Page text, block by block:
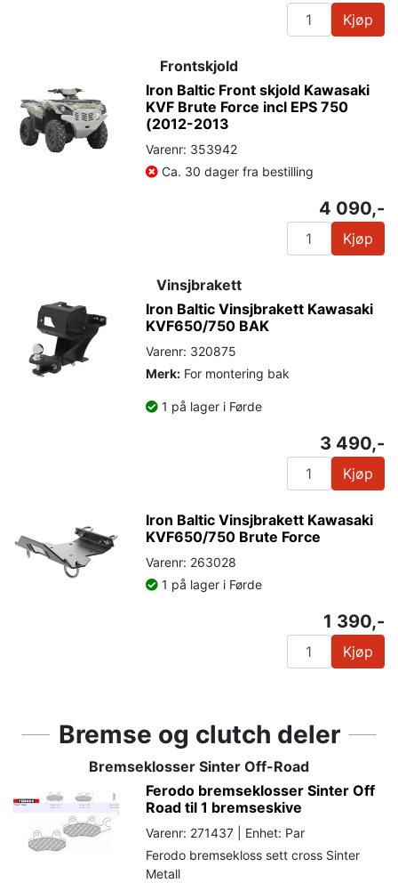
Kjøp
Frontskjold
Iron Baltic Front skjold Kawasaki
KVF Brute Force incl EPS 750
(2012-2013
Varenr: 353942
Ca. 30 dager fra bestilling
4 090,-
Kjøp
Vinsjbrakett
Iron Baltic Vinsjbrakett Kawasaki
KVF650/750 BAK
Varenr: 320875
Merk: For montering bak
1 på lager i Førde
3 490,-
Kjøp
Iron Baltic Vinsjbrakett Kawasaki
KVF650/750 Brute Force
Varenr: 263028
1 på lager i Førde
1 390,-
Kjøp
Bremse og clutch deler
Bremseklosser Sinter Off-Road
Ferodo bremseklosser Sinter Off
Road til 1 bremseskive
Varenr: 271437 | Enhet: Par
Ferodo bremsekloss sett cross Sinter
Metall